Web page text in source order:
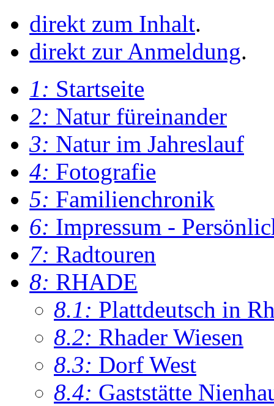
direkt zum Inhalt.
direkt zur Anmeldung.
1: Startseite
2: Natur füreinander
3: Natur im Jahreslauf
4: Fotografie
5: Familienchronik
6: Impressum -
7: Radtouren
8: RHADE
8.1: Plattdeutsch in
8.2: Rhader Wiesen
8.3: Dorf West
8.4: Gaststätte